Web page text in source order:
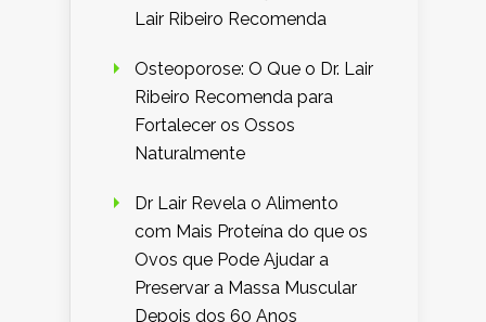
Lair Ribeiro Recomenda
Osteoporose: O Que o Dr. Lair
Ribeiro Recomenda para
Fortalecer os Ossos
Naturalmente
Dr Lair Revela o Alimento
com Mais Proteína do que os
Ovos que Pode Ajudar a
Preservar a Massa Muscular
Depois dos 60 Anos